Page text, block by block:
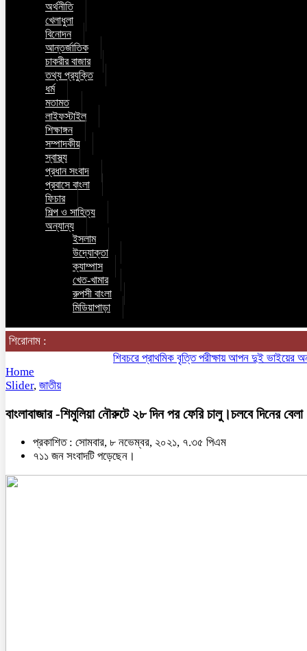
অর্থনীতি
খেলাধুলা
বিনোদন
আন্তর্জাতিক
চাকরীর বাজার
তথ্য প্রযুক্তি
ধর্ম
মতামত
লাইফস্টাইল
শিক্ষাঙ্গন
সম্পাদকীয়
স্বাস্থ্য
প্রধান সংবাদ
প্রবাসে বাংলা
ফিচার
শিল্প ও সাহিত্য
অন্যান্য
ইসলাম
উদ্যোক্তা
ক্যাম্পাস
খেত-খামার
রুপসী বাংলা
মিডিয়াপাড়া
শিরোনাম :
শিবচরে প্রাথমিক বৃত্তি পরীক্ষায় আপন দুই ভাইয়ের অনন্য
Home
Slider, জাতীয়
বাংলাবাজার -শিমুলিয়া নৌরুটে ২৮ দিন পর ফেরি চালু।চলবে দিনের বেলা
প্রকাশিত : সোমবার, ৮ নভেম্বর, ২০২১, ৭.৩৫ পিএম
৭১১ জন সংবাদটি পড়েছেন।